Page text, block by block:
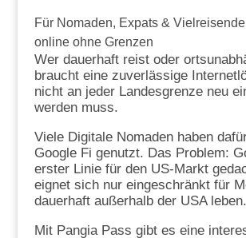
Für Nomaden, Expats &
online ohne Grenzen
Wer dauerhaft reist oder
braucht eine zuverlässige
nicht an jeder Landesgrenze neu
werden muss.
Viele Digitale Nomaden haben
Google Fi genutzt. Das Problem:
erster Linie für den US-Markt
eignet sich nur eingeschränkt für
dauerhaft außerhalb der USA leben.
Mit Pangia Pass gibt es eine